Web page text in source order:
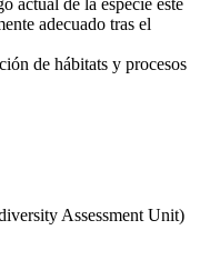
adecuado tras el
de hábitats y procesos
Assessment Unit)